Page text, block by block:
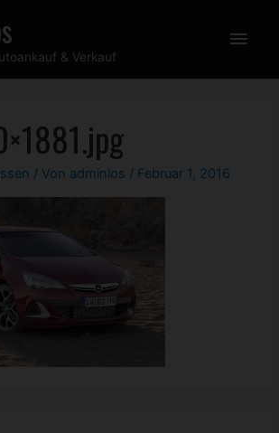
& Verkauf
/ Von adminlos / Februar 1, 2016